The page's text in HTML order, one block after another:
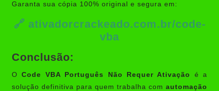
Garanta sua cópia 100% original e segura em:
🔗 ativadorcrackeado.com.br/code-
vba
Conclusão:
OCode VBA Português Não Requer Ativação
é a
solução definitiva para quem trabalha com automação